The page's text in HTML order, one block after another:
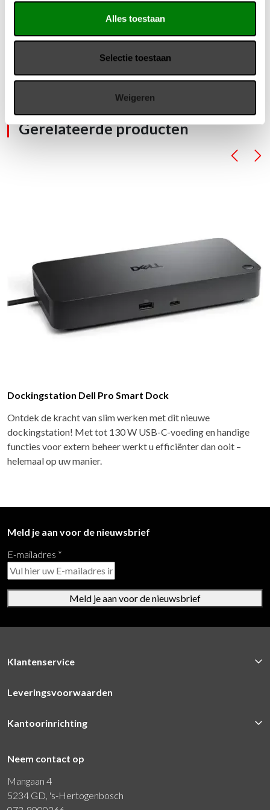
Alles toestaan
Selectie toestaan
Weigeren
073-8000266
Gerelateerde producten
Dockingstation Dell Pro Smart Dock
Ontdek de kracht van slim werken met dit nieuwe
dockingstation! Met tot 130 W USB-C-voeding en handige
functies voor extern beheer werkt u efficiënter dan ooit –
helemaal op uw manier.
Meld je aan voor de nieuwsbrief
E-mailadres *
Meld je aan voor de nieuwsbrief
Klantenservice
Leveringsvoorwaarden
Kantoorinrichting
Neem contact op
Mangaan 4
5234 GD, 's-Hertogenbosch